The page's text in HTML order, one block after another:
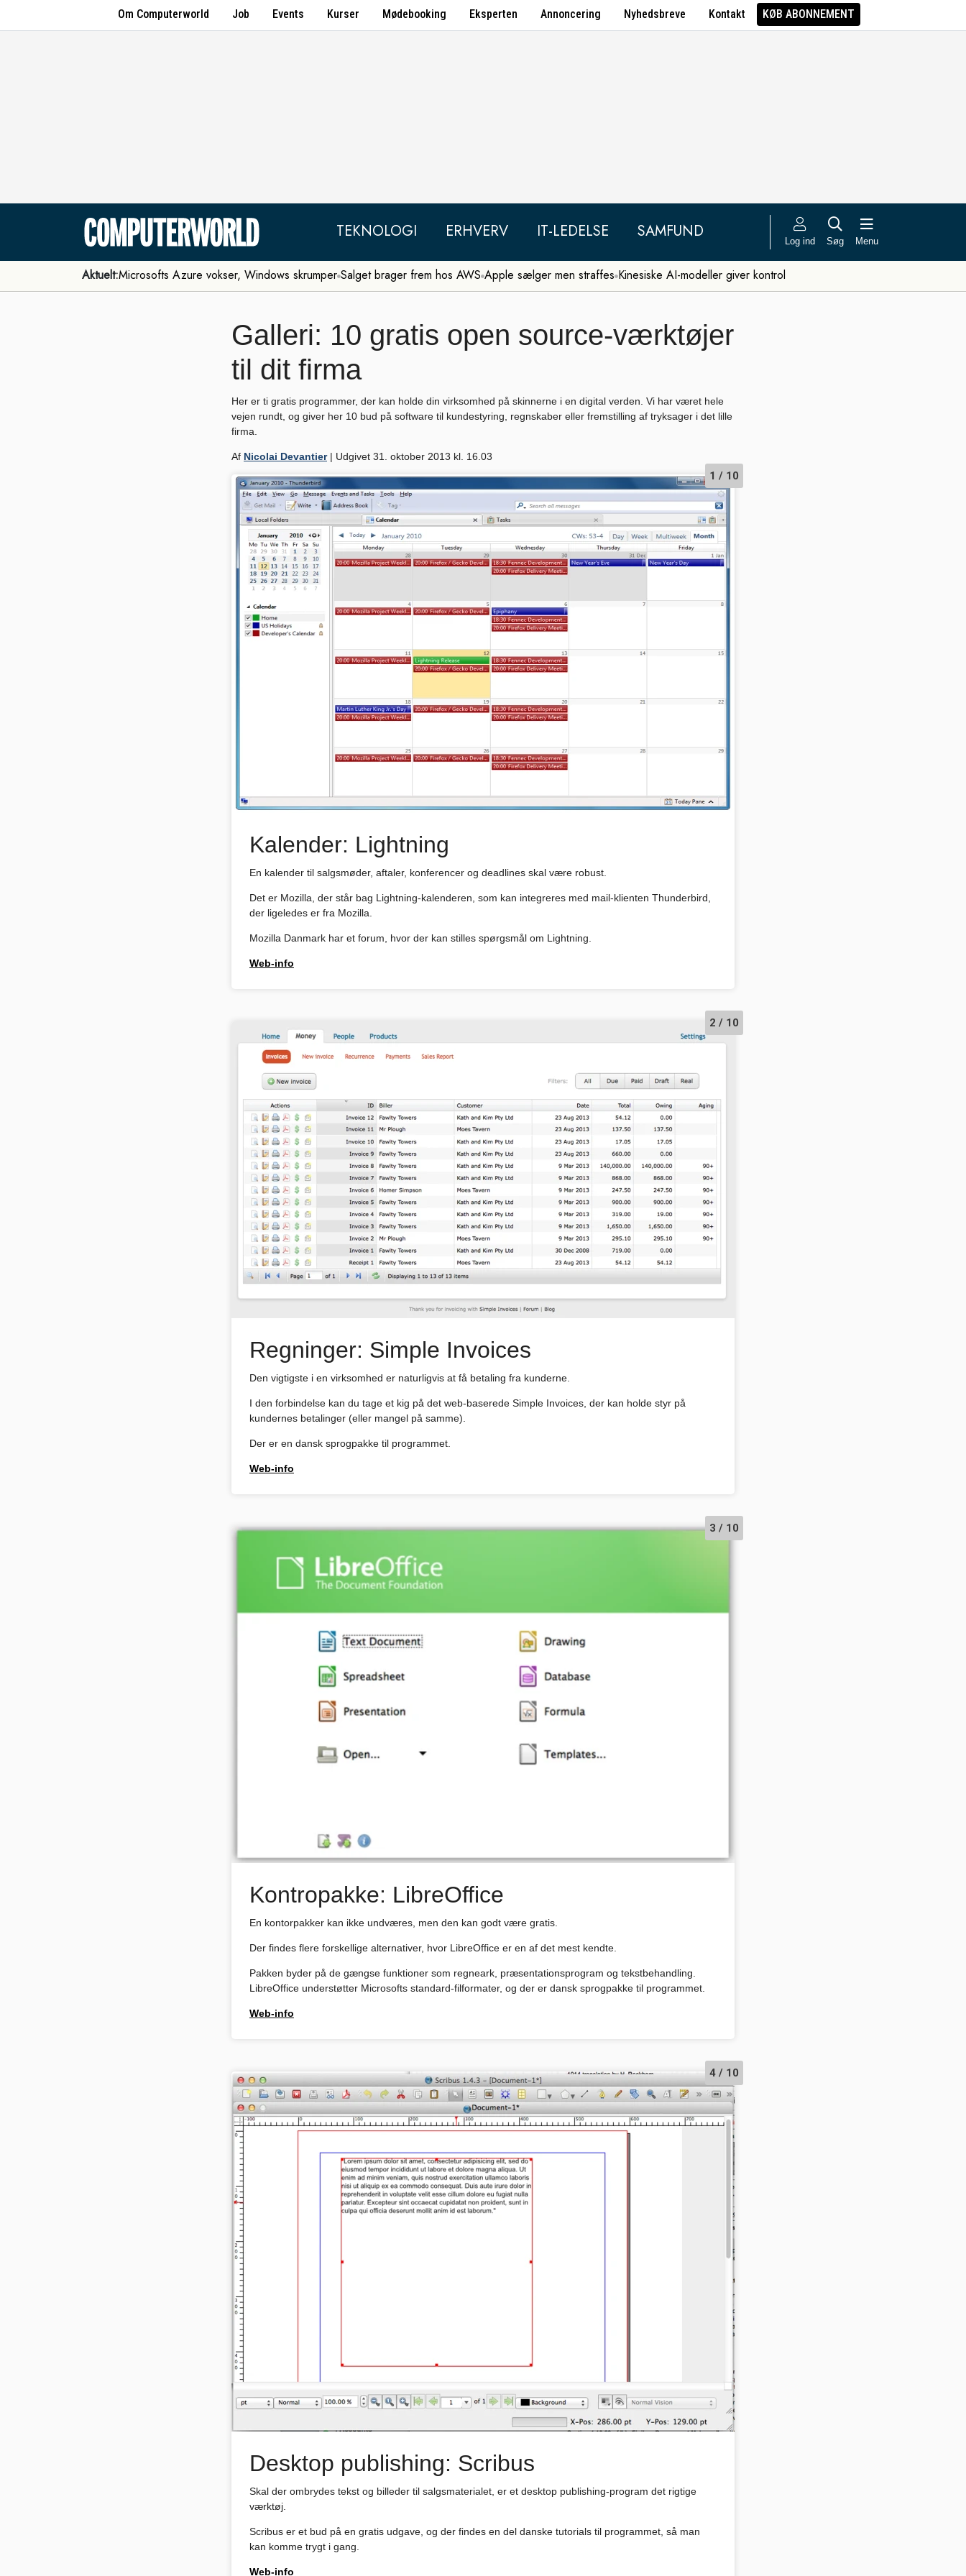
Om Computerworld Job Events Kurser Mødebooking Eksperten Annoncering Nyhedsbreve Kontakt KØB ABONNEMENT
TEKNOLOGI ERHVERV IT-LEDELSE SAMFUND Log ind Søg Menu
Aktuelt:Microsofts Azure vokser, Windows skrumper Salget brager frem hos AWS Apple sælger men straffes Kinesiske AI-modeller giver kontrol
Galleri: 10 gratis open source-værktøjer
til dit firma
Her er ti gratis programmer, der kan holde din virksomhed på skinnerne i en digital verden. Vi har været hele
vejen rundt, og giver her 10 bud på software til kundestyring, regnskaber eller fremstilling af tryksager i det lille
firma.
Af Nicolai Devantier| Udgivet 31. oktober 2013 kl. 16.03
1 / 10
Kalender: Lightning
En kalender til salgsmøder, aftaler, konferencer og deadlines skal være robust.
Det er Mozilla, der står bag Lightning-kalenderen, som kan integreres med mail-klienten Thunderbird,
der ligeledes er fra Mozilla.
Mozilla Danmark har et forum, hvor der kan stilles spørgsmål om Lightning.
Web-info
2 / 10
Regninger: Simple Invoices
Den vigtigste i en virksomhed er naturligvis at få betaling fra kunderne.
I den forbindelse kan du tage et kig på det web-baserede Simple Invoices, der kan holde styr på
kundernes betalinger (eller mangel på samme).
Der er en dansk sprogpakke til programmet.
Web-info
3 / 10
Kontropakke: LibreOffice
En kontorpakker kan ikke undværes, men den kan godt være gratis.
Der findes flere forskellige alternativer, hvor LibreOffice er en af det mest kendte.
Pakken byder på de gængse funktioner som regneark, præsentationsprogram og tekstbehandling.
LibreOffice understøtter Microsofts standard-filformater, og der er dansk sprogpakke til programmet.
Web-info
4 / 10
Desktop publishing: Scribus
Skal der ombrydes tekst og billeder til salgsmaterialet, er et desktop publishing-program det rigtige
værktøj.
Scribus er et bud på en gratis udgave, og der findes en del danske tutorials til programmet, så man
kan komme trygt i gang.
Web-info